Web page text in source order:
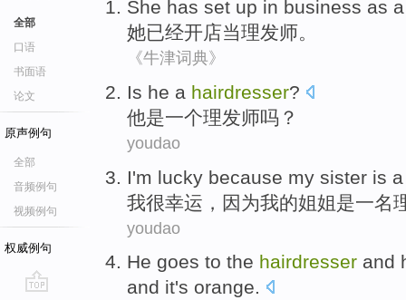
全部
口语
书面语
论文
原声例句
全部
音频例句
视频例句
权威例句
She has set up in business as
她已经开店当理发师。
《牛津词典》
Is he a hairdresser?
他是一个理发师吗？
youdao
I'm lucky because my sister is a
我很幸运 ， 因为我的姐姐是一名
youdao
He goes to the hairdresser and
and it's orange.